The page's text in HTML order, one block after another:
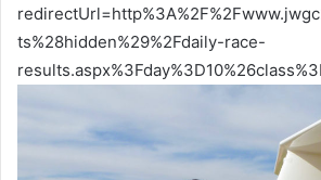
ts%28hidden%29%2Fdaily-race-